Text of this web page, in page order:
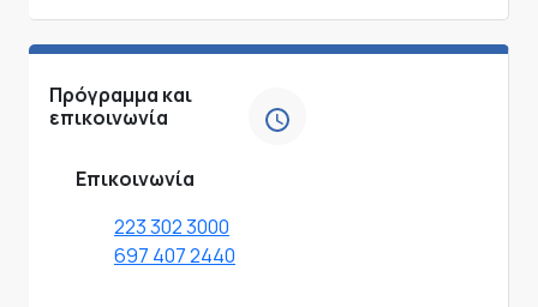
Πρόγραμμα και
επικοινωνία
Επικοινωνία
223 302 3000
697 407 2440